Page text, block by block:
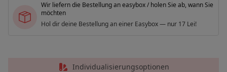
Wir liefern die Bestellung an easybox / holen Sie ab, wann Sie
möchten
Hol dir deine Bestellung an einer Easybox — nur 17 Lei!
Individualisierungsoptionen